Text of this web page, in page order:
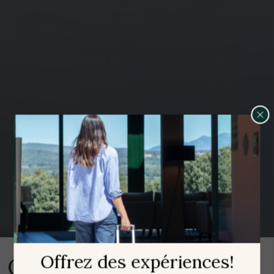
Gérer ma réservation
Club de golf de
Offrez des expériences!